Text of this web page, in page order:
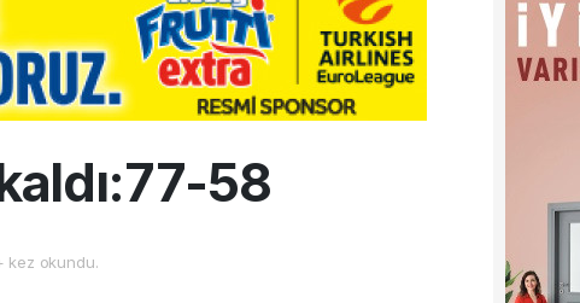
58
kez okundu.